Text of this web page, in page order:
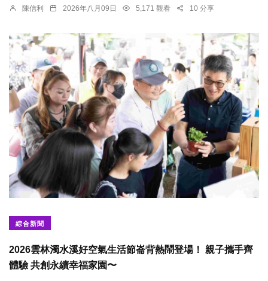
陳信利 2026年八月09日 5,171 觀看 10 分享
綜合新聞
2026雲林濁水溪好空氣生活節崙背熱鬧登場！ 親子攜手齊
體驗 共創永續幸福家園〜